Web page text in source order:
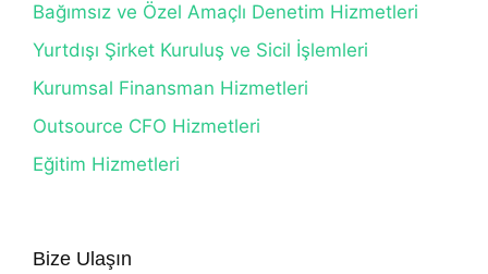
Bağımsız ve Özel Amaçlı Denetim Hizmetleri
Yurtdışı Şirket Kuruluş ve Sicil İşlemleri
Kurumsal Finansman Hizmetleri
Outsource CFO Hizmetleri
Eğitim Hizmetleri
Bize Ulaşın